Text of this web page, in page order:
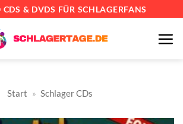
CDS & DVDS FÜR SCHLAGERFANS
Start » Schlager CDs